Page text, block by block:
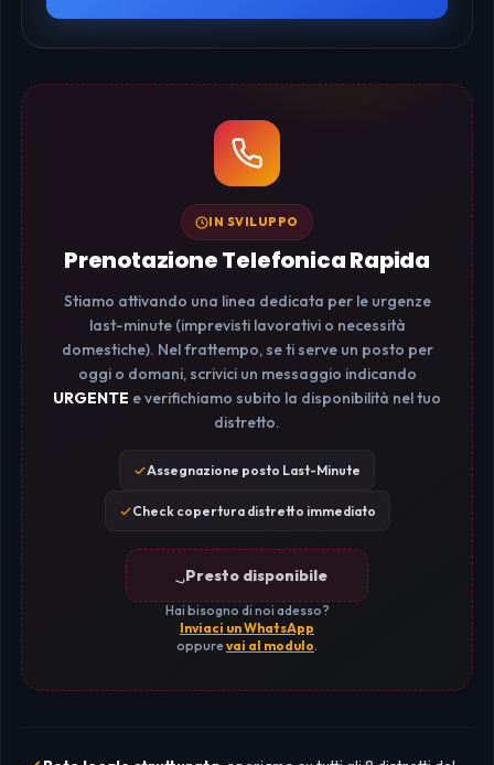
IN SVILUPPO
Prenotazione Telefonica Rapida
Stiamo attivando una linea dedicata per le urgenze
last-minute (imprevisti lavorativi o necessità
domestiche). Nel frattempo, se ti serve un posto per
oggi o domani, scrivici un messaggio indicando
URGENTE e verifichiamo subito la disponibilità nel tuo
distretto.
Assegnazione posto Last-Minute
Check copertura distretto immediato
Presto disponibile
Hai bisogno di noi adesso?
Inviaci un WhatsApp
oppurevai al modulo.